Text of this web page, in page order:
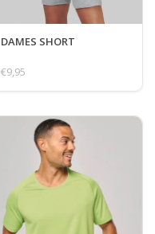
DAMES SHORT
€9,95